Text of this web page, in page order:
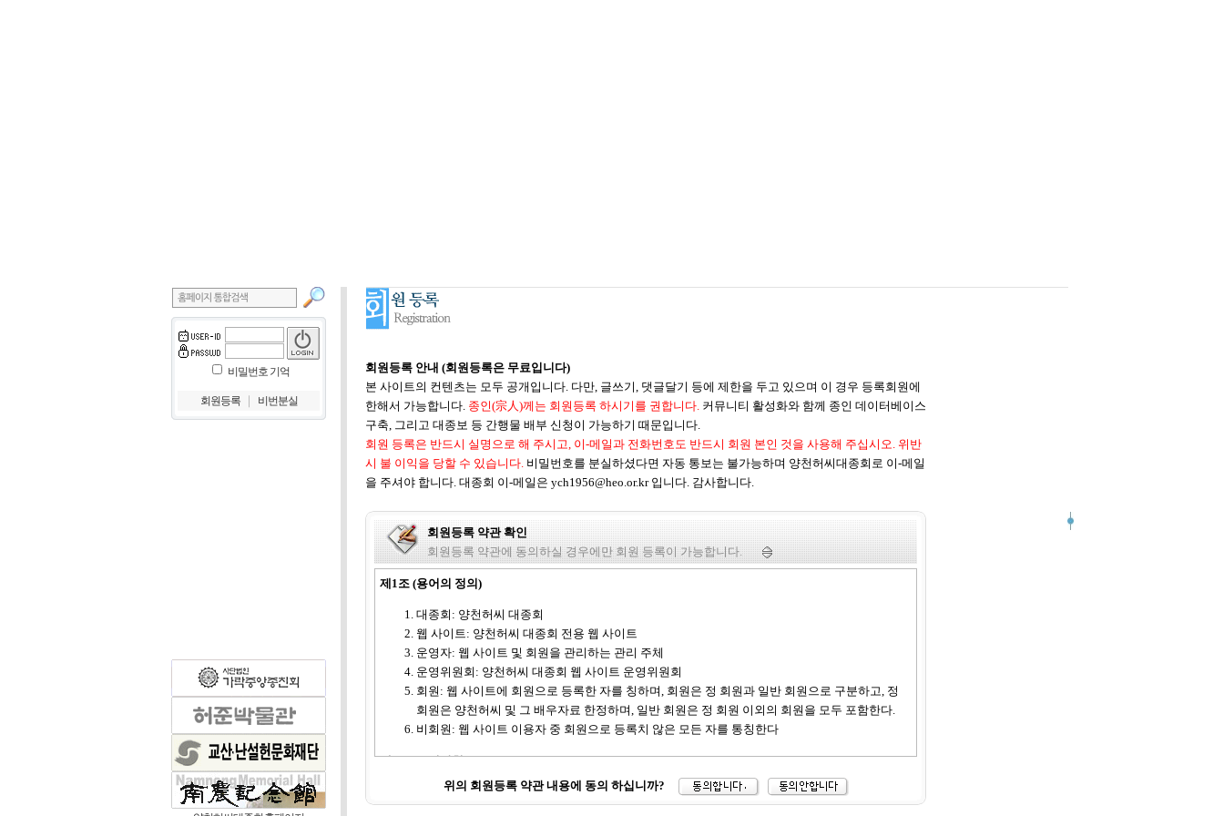
비밀번호 기억
회원등록 비번분실
회원등록 안내 (회원등록은 무료입니다)
본 사이트의 컨텐츠는 모두 공개입니다. 다만, 글쓰기, 댓글달기 등에 제한을 두고 있으며 이 경우 등록회원에
한해서 가능합니다. 종인(宗人)께는 회원등록 하시기를 권합니다. 커뮤니티 활성화와 함께 종인 데이터베이스
구축, 그리고 대종보 등 간행물 배부 신청이 가능하기 때문입니다.
회원 등록은 반드시 실명으로 해 주시고, 이-메일과 전화번호도 반드시 회원 본인 것을 사용해 주십시오. 위반
시 불 이익을 당할 수 있습니다. 비밀번호를 분실하셨다면 자동 통보는 불가능하며 양천허씨대종회로 이-메일
을 주셔야 합니다. 대종회 이-메일은 ych1956@heo.or.kr 입니다. 감사합니다.
회원등록 약관 확인
회원등록 약관에 동의하실 경우에만 회원 등록이 가능합니다.
제1조 (용어의 정의)
대종회: 양천허씨 대종회
웹 사이트: 양천허씨 대종회 전용 웹 사이트
운영자: 웹 사이트 및 회원을 관리하는 관리 주체
운영위원회: 양천허씨 대종회 웹 사이트 운영위원회
회원: 웹 사이트에 회원으로 등록한 자를 칭하며, 회원은 정 회원과 일반 회원으로 구분하고, 정
회원은 양천허씨 및 그 배우자료 한정하며, 일반 회원은 정 회원 이외의 회원을 모두 포함한다.
비회원: 웹 사이트 이용자 중 회원으로 등록치 않은 모든 자를 통칭한다
제2조 (운영방침)
대종회와 회원 및 비회원들간의 신의 및 공공질서를 기본으로 대종회 정관을 위반하지 않는 범위 내에
위의 회원등록 약관 내용에 동의 하십니까?